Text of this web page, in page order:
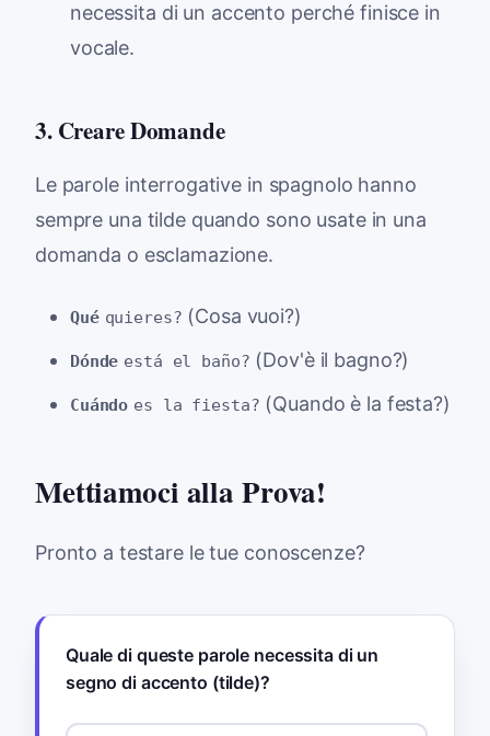
necessita di un accento perché finisce in
vocale.
3. Creare Domande
Le parole interrogative in spagnolo hanno
sempre una tilde quando sono usate in una
domanda o esclamazione.
Qué quieres? (Cosa vuoi?)
Dónde está el baño? (Dov'è il bagno?)
Cuándo es la fiesta? (Quando è la festa?)
Mettiamoci alla Prova!
Pronto a testare le tue conoscenze?
Quale di queste parole necessita di un
segno di accento (tilde)?